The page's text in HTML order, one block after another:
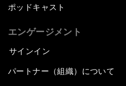
ポッドキャスト
エンゲージメント
サインイン
パートナー（組織）について